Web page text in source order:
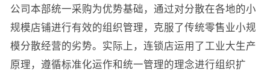
公司本部统一采购为优势基础，通过对分散在各地的小
规模店铺进行有效的组织管理，克服了传统零售业小规
模分散经营的劣势。实际上，连锁店运用了工业大生产
原理，遵循标准化运作和统一管理的理念进行组织扩